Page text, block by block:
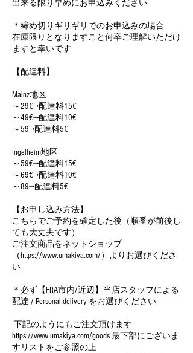
出来る限り早めにお申込みください
＊締め切りギリギリでのお申込みの場合
在庫限りとなりますこと何卒ご理解いただけ
ますと幸いです
【配達料】
Mainz地区
～29€→配達料15€
～49€→配達料10€
～59→配達料5€
Ingelheim地区
～59€→配達料15€
～69€→配達料10€
～89→配達料5€
【お申し込み方法】
こちらでご予約を確定した後（順番が前後し
ても大丈夫です）
ご注文商品をネットショップ
（https://www.umakiya.com/）よりお選びくださ
い
＊必ず【FRA市内/近辺】当店スタッフによる
配達 / Personal delivery をお選びください
下記のようにもご注文頂けます
https://www.umakiya.com/goods 最下部にございま
すリストをご参照の上